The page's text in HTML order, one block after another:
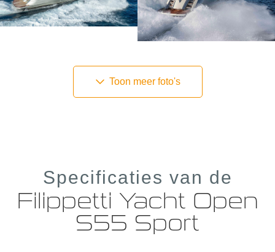
Toon meer foto's
Specificaties van de
Filippetti Yacht Open
S55 Sport